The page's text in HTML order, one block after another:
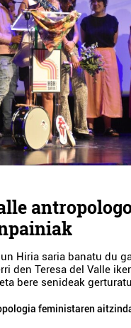
Hiria saria banatu du
den Teresa del Valle
bere senideak
feministaren